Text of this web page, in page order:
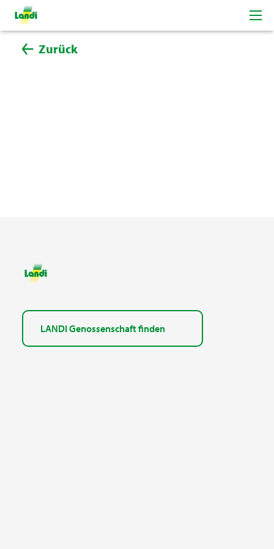
Zurück
LANDI Genossenschaft finden